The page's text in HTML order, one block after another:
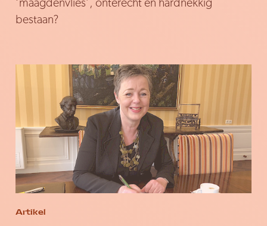
‘maagdenvlies’, onterecht en hardnekkig
bestaan?
Artikel